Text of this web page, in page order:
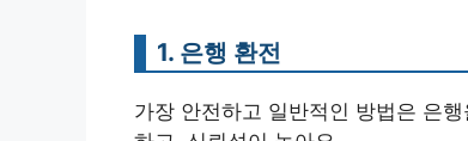
1. 은행 환전
가장 안전하고 일반적인 방법은 은